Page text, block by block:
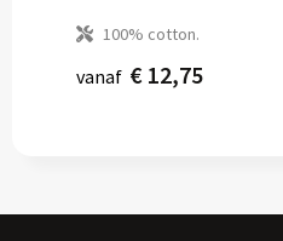
100% cotton.
vanaf € 12,75